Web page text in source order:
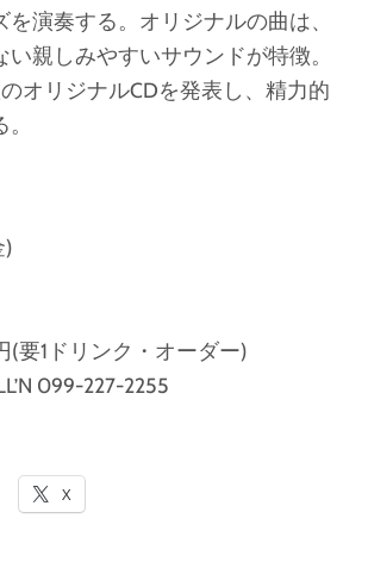
演奏する。オリジナルの曲は、
親しみやすいサウンドが特徴。
オリジナルCDを発表し、精力的
)
(要1ドリンク・オーダー)
099-227-2255
X